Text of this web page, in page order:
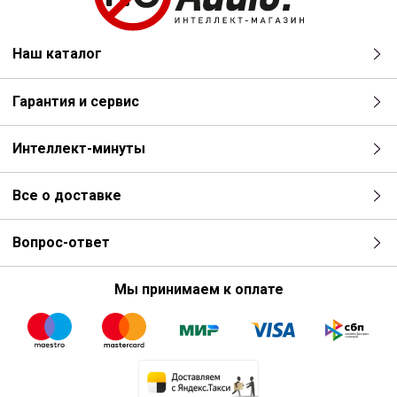
Наш каталог
Гарантия и сервис
Интеллект-минуты
Все о доставке
Вопрос-ответ
Мы принимаем к оплате